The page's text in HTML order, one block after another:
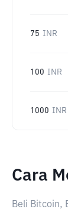
75 INR
100 INR
1000 INR
Cara
Beli Bitcoin,